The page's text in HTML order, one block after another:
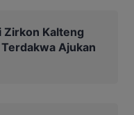
Zirkon Kalteng
Ajukan